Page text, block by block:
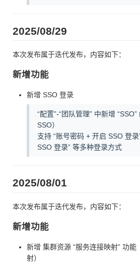
2025/08/29
本次发布属于迭代发布，内容如下：
新增功能
新增 SSO 登录
“配置”-“团队管理” 中新增
SSO）
支持 “账号密码 + 开启 SSO 登
SSO 登录” 等多种登录方式
2025/08/01
本次发布属于迭代发布，内容如下：
新增功能
新增 集群资源 “服务连接映射” 功
射）